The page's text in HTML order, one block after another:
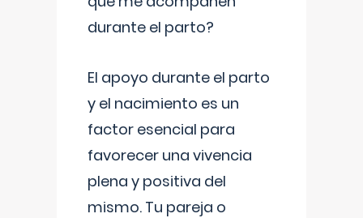
durante el parto?
El apoyo durante el parto
y el nacimiento es un
factor esencial para
favorecer una vivencia
plena y positiva del
mismo. Tu pareja o